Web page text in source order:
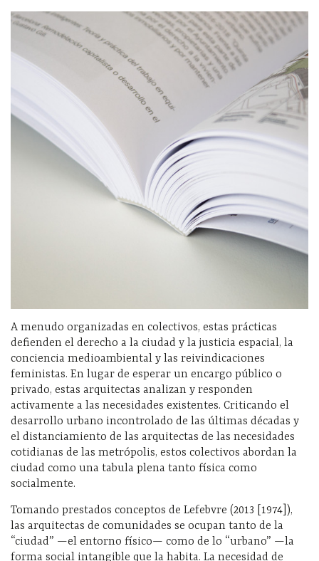
A menudo organizadas en colectivos, estas prácticas
defienden el derecho a la ciudad y la justicia espacial, la
conciencia medioambiental y las reivindicaciones
feministas. En lugar de esperar un encargo público o
privado, estas arquitectas analizan y responden
activamente a las necesidades existentes. Criticando el
desarrollo urbano incontrolado de las últimas décadas y
el distanciamiento de las arquitectas de las necesidades
cotidianas de las metrópolis, estos colectivos abordan la
ciudad como una tabula plena tanto física como
socialmente.
Tomando prestados conceptos de Lefebvre (2013 [1974]),
las arquitectas de comunidades se ocupan tanto de la
“ciudad” —el entorno físico— como de lo “urbano” —la
forma social intangible que la habita. La necesidad de